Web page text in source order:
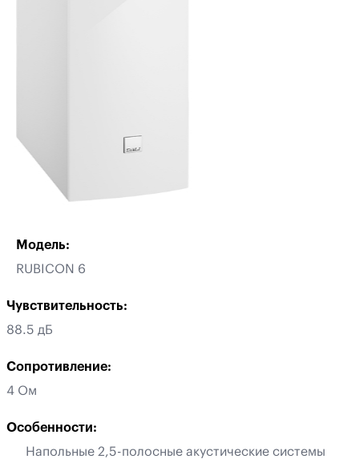
Модель:
RUBICON 6
Чувствительность:
88.5 дБ
Сопротивление:
4 Ом
Особенности:
Напольные 2,5-полосные акустические системы